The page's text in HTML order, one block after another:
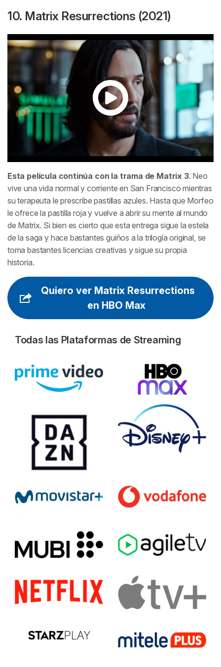
10. Matrix Resurrections (2021)
Esta película continúa con la trama de Matrix 3. Neo
vive una vida normal y corriente en San Francisco mientras
su terapeuta le prescribe pastillas azules. Hasta que Morfeo
le ofrece la pastilla roja y vuelve a abrir su mente al mundo
de Matrix. Si bien es cierto que esta entrega sigue la estela
de la saga y hace bastantes guiños a la trilogía original, se
toma bastantes licencias creativas y sigue su propia
historia.
Quiero ver Matrix Resurrections
en HBO Max
Todas las Plataformas de Streaming